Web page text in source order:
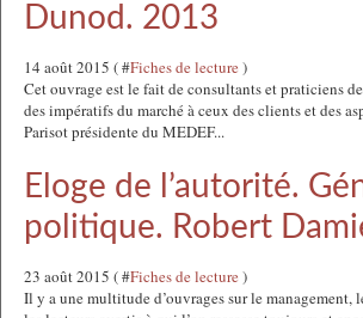
Dunod. 2013
14 août 2015 ( #Fiches de lecture)
Cet ouvrage est le fait de consultants et praticiens
des impératifs du marché à ceux des clients et des
Parisot présidente du MEDEF...
Eloge de l’autorité.
politique. Robert
23 août 2015 ( #Fiches de lecture)
Il y a une multitude d’ouvrages sur le management,